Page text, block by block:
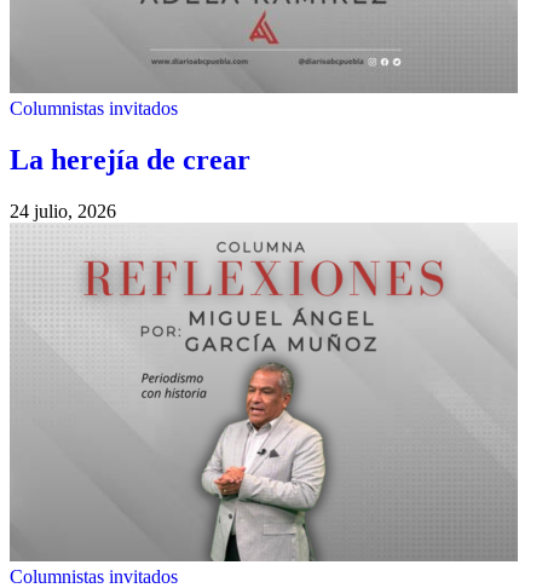
Columnistas invitados
La herejía de crear
24 julio, 2026
Columnistas invitados